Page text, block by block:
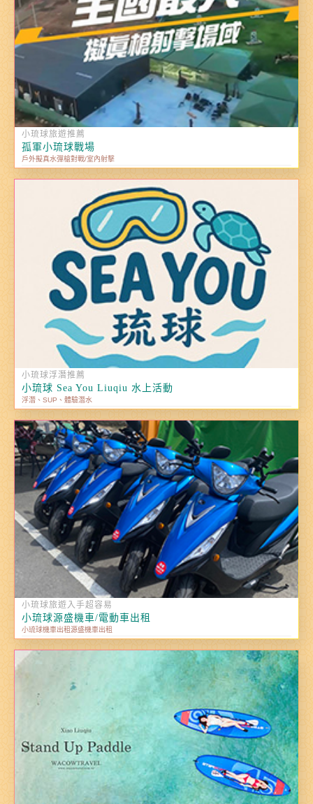
小琉球旅遊推薦
孤軍小琉球戰場
戶外擬真水彈槍對戰/室內射擊
小琉球浮潛推薦
小琉球 Sea You Liuqiu 水上活動
浮潛、SUP、體驗潛水
小琉球旅遊入手超容易
小琉球源盛機車/電動車出租
小琉球機車出租源盛機車出租